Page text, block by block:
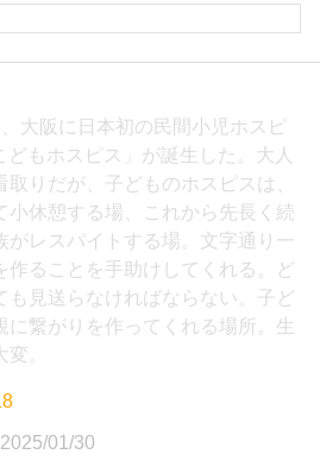
大阪に日本初の民間小児ホスピ
どもホスピス」が誕生した。大人
取りだが、子どものホスピスは、
小休憩する場、これから先長く続
がレスパイトする場。文字通り一
作ることを手助けしてくれる。ど
も見送らなければならない。子ど
に繋がりを作ってくれる場所。生
。
2025/01/30